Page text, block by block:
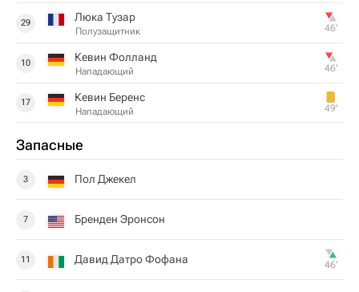
29 Люка Тузар
Полузащитник 46‎’‎
10 Кевин Фолланд
Нападающий 46‎’‎
17 Кевин Беренс
Нападающий 49‎’‎
Запасные
3 Пол Джекел
7 Бренден Эронсон
11 Давид Датро Фофана 46‎’‎